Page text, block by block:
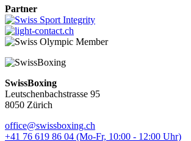
Partner
SwissBoxing
Leutschenbachstrasse 95
8050 Zürich
office@swissboxing.ch
+41 76 619 86 04 (Mo-Fr, 10:00 - 12:00 Uhr)